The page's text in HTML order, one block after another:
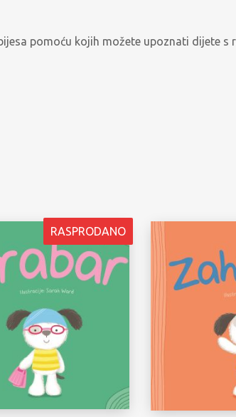
pomoću kojih možete upoznati dijete
RASPRODANO